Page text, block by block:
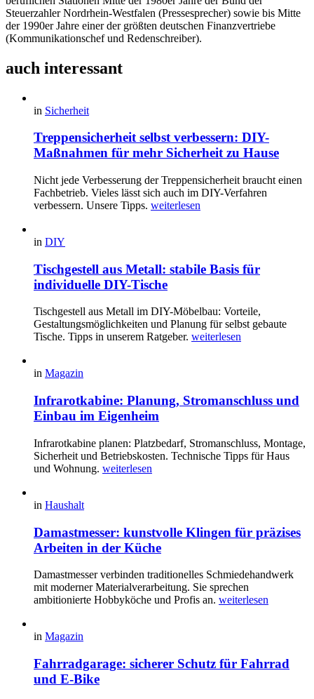
Steuerzahler Nordrhein-Westfalen (Pressesprecher) sowie bis Mitte
der 1990er Jahre einer der größten deutschen Finanzvertriebe
(Kommunikationschef und Redenschreiber).
auch interessant
in Sicherheit
Treppensicherheit selbst verbessern: DIY-
Maßnahmen für mehr Sicherheit zu Hause
Nicht jede Verbesserung der Treppensicherheit braucht einen
Fachbetrieb. Vieles lässt sich auch im DIY-Verfahren
verbessern. Unsere Tipps. weiterlesen
in DIY
Tischgestell aus Metall: stabile Basis für
individuelle DIY-Tische
Tischgestell aus Metall im DIY-Möbelbau: Vorteile,
Gestaltungsmöglichkeiten und Planung für selbst gebaute
Tische. Tipps in unserem Ratgeber. weiterlesen
in Magazin
Infrarotkabine: Planung, Stromanschluss und
Einbau im Eigenheim
Infrarotkabine planen: Platzbedarf, Stromanschluss, Montage,
Sicherheit und Betriebskosten. Technische Tipps für Haus
und Wohnung. weiterlesen
in Haushalt
Damastmesser: kunstvolle Klingen für präzises
Arbeiten in der Küche
Damastmesser verbinden traditionelles Schmiedehandwerk
mit moderner Materialverarbeitung. Sie sprechen
ambitionierte Hobbyköche und Profis an. weiterlesen
in Magazin
Fahrradgarage: sicherer Schutz für Fahrrad
und E-Bike